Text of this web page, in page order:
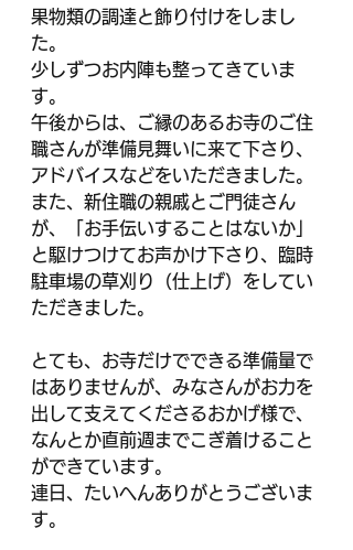
果物類の調達と飾り付けをしまし
た。
少しずつお内陣も整ってきていま
す。
午後からは、ご縁のあるお寺のご住
職さんが準備見舞いに来て下さり、
アドバイスなどをいただきました。
また、新住職の親戚とご門徒さん
が、「お手伝いすることはないか」
と駆けつけてお声かけ下さり、臨時
駐車場の草刈り（仕上げ）をしてい
ただきました。
とても、お寺だけでできる準備量で
はありませんが、みなさんがお力を
出して支えてくださるおかげ様で、
なんとか直前週までこぎ着けること
ができています。
連日、たいへんありがとうございま
す。